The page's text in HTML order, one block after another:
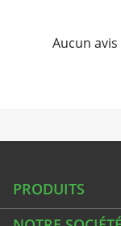
Aucun
PRODUITS